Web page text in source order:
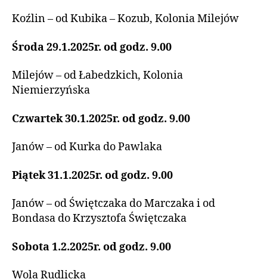
Koźlin – od Kubika – Kozub, Kolonia Milejów
Środa 29.1.2025r. od godz. 9.00
Milejów – od Łabedzkich, Kolonia
Niemierzyńska
Czwartek 30.1.2025r. od godz. 9.00
Janów – od Kurka do Pawlaka
Piątek 31.1.2025r. od godz. 9.00
Janów – od Świętczaka do Marczaka i od
Bondasa do Krzysztofa Świętczaka
Sobota 1.2.2025r. od godz. 9.00
Wola Rudlicka